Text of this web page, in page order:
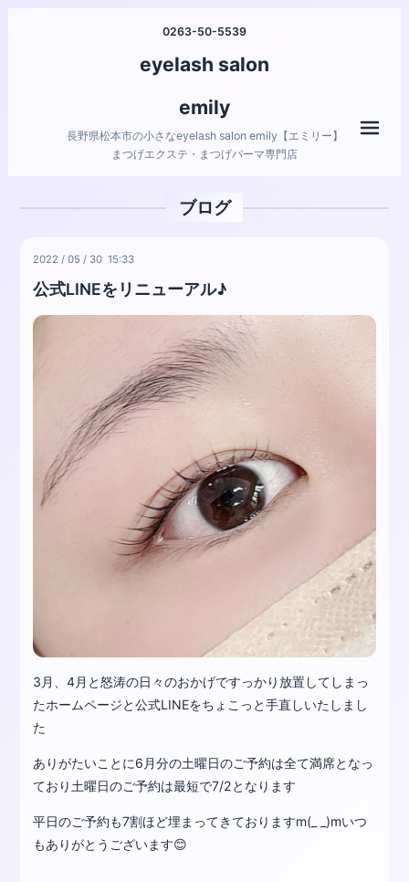
0263-50-5539
eyelash salon
emily
長野県松本市の小さなeyelash salon emily【エミリー】
まつげエクステ・まつげパーマ専門店
ブログ
2022 /05 / 30 15:33
公式LINEをリニューアル♪
3月、4月と怒涛の日々のおかげですっかり放置してしまっ
たホームページと公式LINEをちょこっと手直しいたしまし
た
ありがたいことに6月分の土曜日のご予約は全て満席となっ
ており土曜日のご予約は最短で7/2となります
平日のご予約も7割ほど埋まってきておりますm(_ _)mいつ
もありがとうございます😊